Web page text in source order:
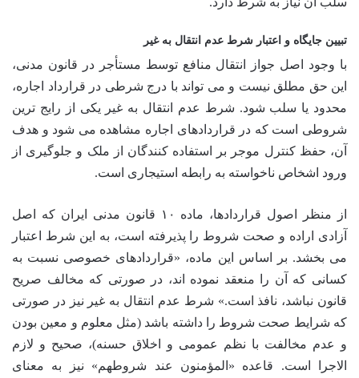
تبیین جایگاه و اعتبار شرط عدم انتقال به غیر
با وجود اصل جواز انتقال منافع توسط مستأجر در قانون مدنی،
این حق مطلق نیست و می تواند با درج شرطی در قرارداد اجاره،
محدود یا سلب شود. شرط عدم انتقال به غیر یکی از رایج ترین
شروطی است که در قراردادهای اجاره مشاهده می شود و هدف
آن، حفظ کنترل موجر بر استفاده کنندگان از ملک و جلوگیری از
ورود اشخاص ناخواسته به رابطه استیجاری است.
از منظر اصول قراردادها، ماده ۱۰ قانون مدنی ایران که اصل
آزادی اراده و صحت شروط را پذیرفته است، به این شرط اعتبار
می بخشد. بر اساس این ماده، «قراردادهای خصوصی نسبت به
کسانی که آن را منعقد نموده اند، در صورتی که مخالف صریح
قانون نباشد، نافذ است.» شرط عدم انتقال به غیر نیز در صورتی
که شرایط صحت شروط را داشته باشد (مثل معلوم و معین بودن
و عدم مخالفت با نظم عمومی و اخلاق حسنه)، صحیح و لازم
الاجرا است. قاعده «المؤمنون عند شروطهم» نیز به معنای